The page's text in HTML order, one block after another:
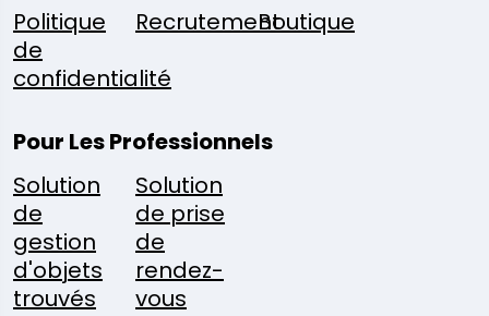
Politique
de
confidentialité
RecrutementBoutique
Pour Les Professionnels
Solution
de
gestion
d'objets
trouvés
Solution
de prise
de
rendez-
vous